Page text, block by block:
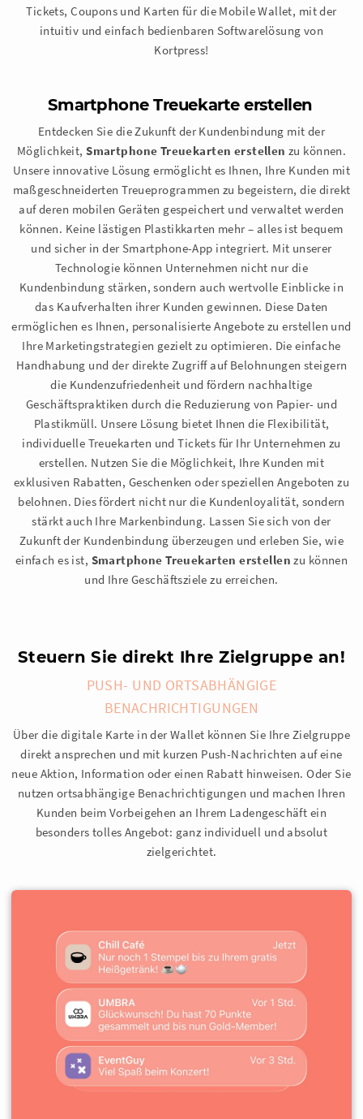
Tickets, Coupons und Karten für die Mobile Wallet, mit der
intuitiv und einfach bedienbaren Softwarelösung von
Kortpress!
Smartphone Treuekarte erstellen
Entdecken Sie die Zukunft der Kundenbindung mit der
Möglichkeit,Smartphone Treuekarten erstellen zu können.
Unsere innovative Lösung ermöglicht es Ihnen, Ihre Kunden mit
maßgeschneiderten Treueprogrammen zu begeistern, die direkt
auf deren mobilen Geräten gespeichert und verwaltet werden
können. Keine lästigen Plastikkarten mehr – alles ist bequem
und sicher in der Smartphone-App integriert. Mit unserer
Technologie können Unternehmen nicht nur die
Kundenbindung stärken, sondern auch wertvolle Einblicke in
das Kaufverhalten ihrer Kunden gewinnen. Diese Daten
ermöglichen es Ihnen, personalisierte Angebote zu erstellen und
Ihre Marketingstrategien gezielt zu optimieren. Die einfache
Handhabung und der direkte Zugriff auf Belohnungen steigern
die Kundenzufriedenheit und fördern nachhaltige
Geschäftspraktiken durch die Reduzierung von Papier- und
Plastikmüll. Unsere Lösung bietet Ihnen die Flexibilität,
individuelle Treuekarten und Tickets für Ihr Unternehmen zu
erstellen. Nutzen Sie die Möglichkeit, Ihre Kunden mit
exklusiven Rabatten, Geschenken oder speziellen Angeboten zu
belohnen. Dies fördert nicht nur die Kundenloyalität, sondern
stärkt auch Ihre Markenbindung. Lassen Sie sich von der
Zukunft der Kundenbindung überzeugen und erleben Sie, wie
einfach es ist, Smartphone Treuekarten erstellen zu können
und Ihre Geschäftsziele zu erreichen.
Steuern Sie direkt Ihre Zielgruppe an!
PUSH- UND ORTSABHÄNGIGE
BENACHRICHTIGUNGEN
Über die digitale Karte in der Wallet können Sie Ihre Zielgruppe
direkt ansprechen und mit kurzen Push-Nachrichten auf eine
neue Aktion, Information oder einen Rabatt hinweisen. Oder Sie
nutzen ortsabhängige Benachrichtigungen und machen Ihren
Kunden beim Vorbeigehen an Ihrem Ladengeschäft ein
besonders tolles Angebot: ganz individuell und absolut
zielgerichtet.